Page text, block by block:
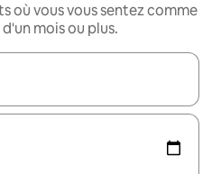
où vous vous sentez comme
mois ou plus.
utilisez les flèches vers le